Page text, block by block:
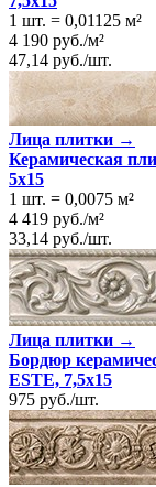
1 шт. = 0,01125 м²
4 190 руб./м²
47,14 руб./шт.
Лица плитки →
Керамическая
5x15
1 шт. = 0,0075 м²
4 419 руб./м²
33,14 руб./шт.
Лица плитки →
Бордюр
ESTE, 7,5x15
975 руб./шт.